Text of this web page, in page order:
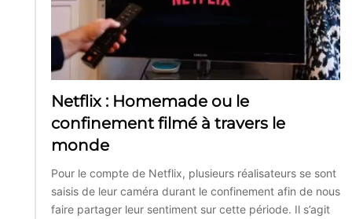
Netflix : Homemade ou le
confinement filmé à travers le
monde
Pour le compte de Netflix, plusieurs réalisateurs se sont
saisis de leur caméra durant le confinement afin de nous
faire partager leur sentiment sur cette période. Il s’agit